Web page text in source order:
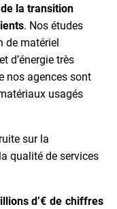
la transition
. Nos études
de matériel
d’énergie très
nos agences sont
usagés
sur la
qualité de services
d’€ de chiffres